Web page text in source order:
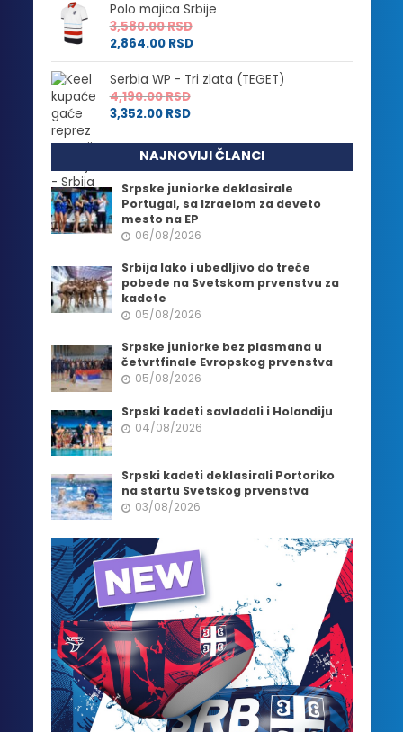
Polo majica Srbije
3,580.00RSD
2,864.00 RSD
Serbia WP - Tri zlata (TEGET)
4,190.00RSD
3,352.00 RSD
NAJNOVIJI ČLANCI
Srpske juniorke deklasirale
Portugal, sa Izraelom za deveto
mesto na EP
06/08/2026
Srbija lako i ubedljivo do treće
pobede na Svetskom prvenstvu za
kadete
05/08/2026
Srpske juniorke bez plasmana u
četvrtfinale Evropskog prvenstva
05/08/2026
Srpski kadeti savladali i Holandiju
04/08/2026
Srpski kadeti deklasirali Portoriko
na startu Svetskog prvenstva
03/08/2026